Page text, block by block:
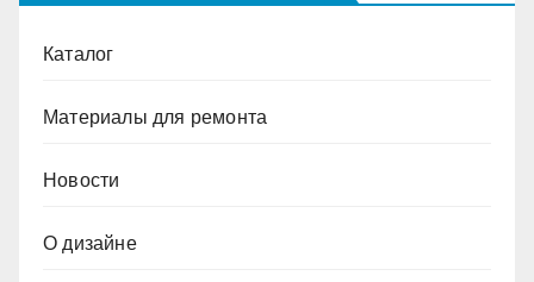
Каталог
Материалы для ремонта
Новости
О дизайне